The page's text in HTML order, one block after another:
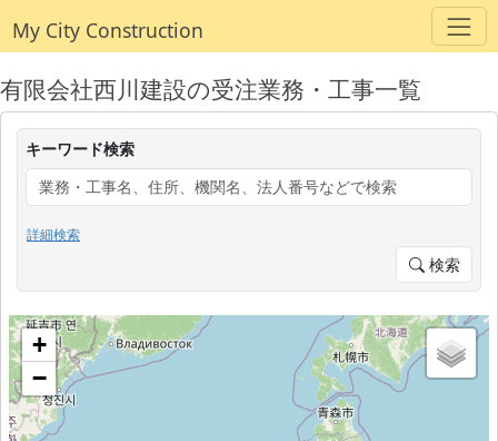
My City Construction
有限会社西川建設の受注業務・工事一覧
キーワード検索
詳細検索
検索
+
−